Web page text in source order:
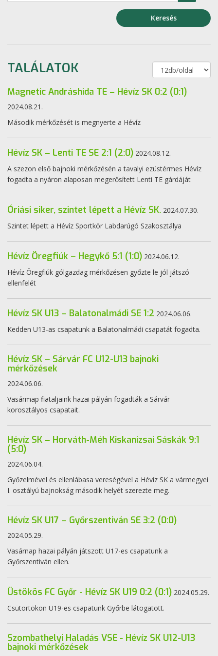
Keresés
TALÁLATOK
Magnetic Andráshida TE – Hévíz SK 0:2 (0:1)
2024.08.21.
Második mérkőzését is megnyerte a Hévíz
Hévíz SK – Lenti TE SE 2:1 (2:0) 2024.08.12.
A szezon első bajnoki mérkőzésén a tavalyi ezüstérmes Hévíz
fogadta a nyáron alaposan megerősített Lenti TE gárdáját
Óriási siker, szintet lépett a Hévíz SK. 2024.07.30.
Szintet lépett a Hévíz Sportkör Labdarúgó Szakosztálya
Hévíz Öregfiúk – Hegykő 5:1 (1:0) 2024.06.12.
Hévíz Öregfiúk gólgazdag mérkőzésen győzte le jól játszó
ellenfelét
Hévíz SK U13 – Balatonalmádi SE 1:2 2024.06.06.
Kedden U13-as csapatunk a Balatonalmádi csapatát fogadta.
Hévíz SK – Sárvár FC U12-U13 bajnoki
mérkőzések
2024.06.06.
Vasármap fiataljaink hazai pályán fogadták a Sárvár
korosztályos csapatait.
Hévíz SK – Horváth-Méh Kiskanizsai Sáskák 9:1
(5:0)
2024.06.04.
Győzelmével és ellenlábasa vereségével a Hévíz SK a vármegyei
I. osztályú bajnokság második helyét szerezte meg.
Hévíz SK U17 – Győrszentiván SE 3:2 (0:0)
2024.05.29.
Vasárnap hazai pályán játszott U17-es csapatunk a
Győrszentiván ellen.
Üstökös FC Győr - Hévíz SK U19 0:2 (0:1) 2024.05.29.
Csütörtökön U19-es csapatunk Győrbe látogatott.
Szombathelyi Haladás VSE - Hévíz SK U12-U13
bajnoki mérkőzések